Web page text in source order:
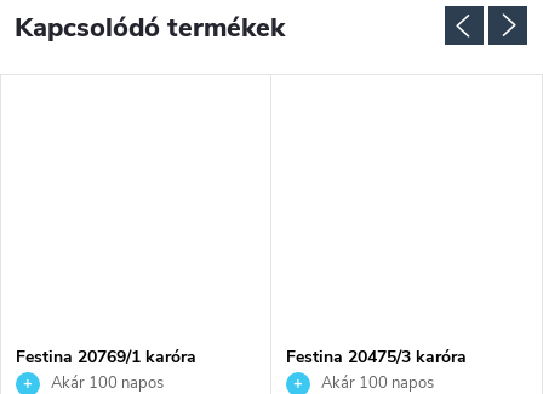
Kapcsolódó termékek
Festina 20769/1 karóra
Akár 100 napos
Festina 20475/3 karóra
Akár 100 napos